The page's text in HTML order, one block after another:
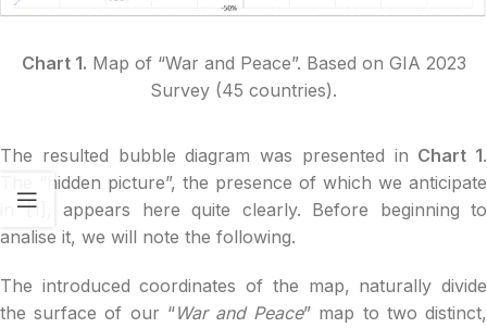
Chart 1. Map of “War and Peace”. Based on GIA 2023
Survey (45 countries).
The resulted bubble diagram was presented in Chart 1.
The “hidden picture”, the presence of which we anticipate
in [1], appears here quite clearly. Before beginning to
analise it, we will note the following.
The introduced coordinates of the map, naturally divide
the surface of our “War and Peace” map to two distinct,